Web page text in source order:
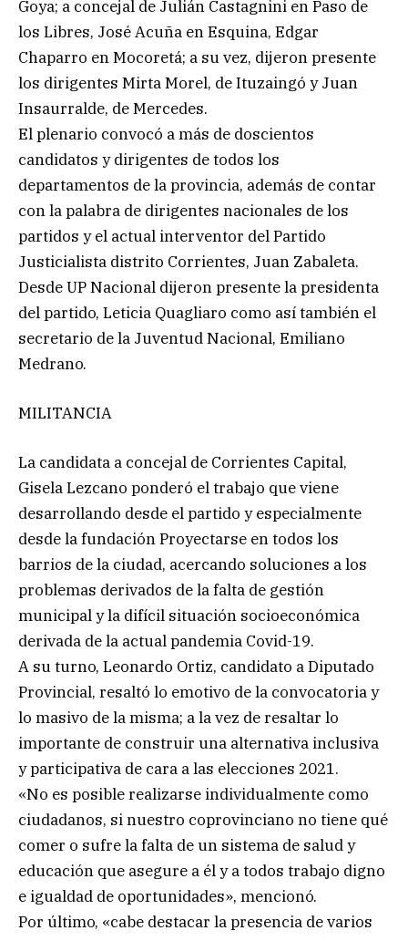
Goya; a concejal de Julián Castagnini en Paso de
los Libres, José Acuña en Esquina, Edgar
Chaparro en Mocoretá; a su vez, dijeron presente
los dirigentes Mirta Morel, de Ituzaingó y Juan
Insaurralde, de Mercedes.
El plenario convocó a más de doscientos
candidatos y dirigentes de todos los
departamentos de la provincia, además de contar
con la palabra de dirigentes nacionales de los
partidos y el actual interventor del Partido
Justicialista distrito Corrientes, Juan Zabaleta.
Desde UP Nacional dijeron presente la presidenta
del partido, Leticia Quagliaro como así también el
secretario de la Juventud Nacional, Emiliano
Medrano.
MILITANCIA
La candidata a concejal de Corrientes Capital,
Gisela Lezcano ponderó el trabajo que viene
desarrollando desde el partido y especialmente
desde la fundación Proyectarse en todos los
barrios de la ciudad, acercando soluciones a los
problemas derivados de la falta de gestión
municipal y la difícil situación socioeconómica
derivada de la actual pandemia Covid-19.
A su turno, Leonardo Ortiz, candidato a Diputado
Provincial, resaltó lo emotivo de la convocatoria y
lo masivo de la misma; a la vez de resaltar lo
importante de construir una alternativa inclusiva
y participativa de cara a las elecciones 2021.
«No es posible realizarse individualmente como
ciudadanos, si nuestro coprovinciano no tiene qué
comer o sufre la falta de un sistema de salud y
educación que asegure a él y a todos trabajo digno
e igualdad de oportunidades», mencionó.
Por último, «cabe destacar la presencia de varios